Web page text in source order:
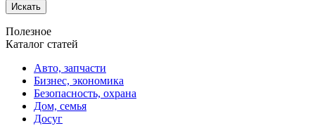
Искать
Полезное
Каталог статей
Авто, запчасти
Бизнес, экономика
Безопасность, охрана
Дом, семья
Досуг